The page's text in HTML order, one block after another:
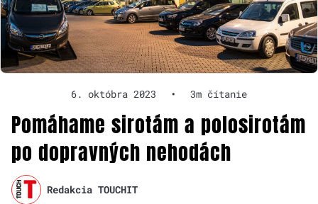
6. októbra 2023 • 3m čítanie
Pomáhame sirotám a polosirotám
po dopravných nehodách
Redakcia TOUCHIT